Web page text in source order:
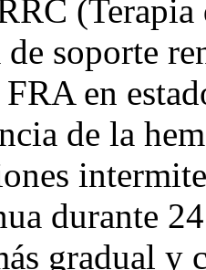
de soporte
en
de la
durante
gradual y